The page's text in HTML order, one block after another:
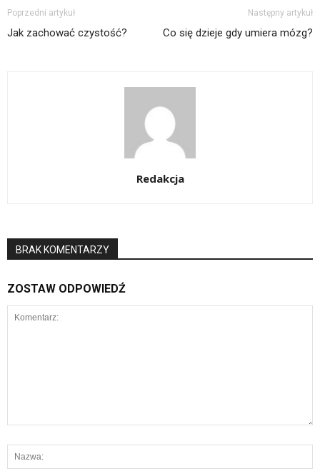
Poprzedni artykuł
Jak zachować czystość?
Następny artykuł
Co się dzieje gdy umiera mózg?
Redakcja
BRAK KOMENTARZY
ZOSTAW ODPOWIEDŹ